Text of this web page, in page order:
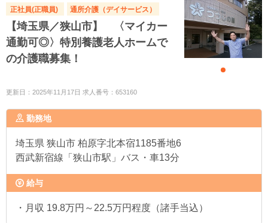
正社員(正職員) 通所介護（デイサービス）
【埼玉県／狭山市】 〈マイカー
通勤可◎〉特別養護老人ホームで
の介護職募集！
更新日：2025年11月17日 求人番号：653160
勤務地
埼玉県 狭山市 柏原字北本宿1185番地6
西武新宿線「狭山市駅」バス・車13分
給与
・月収 19.8万円～22.5万円程度（諸手当込）